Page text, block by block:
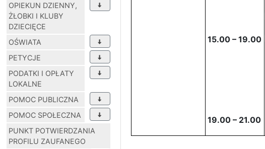
OPIEKUN DZIENNY,
ŻŁOBKI I KLUBY
DZIECIĘCE
OŚWIATA
PETYCJE
PODATKI I OPŁATY
LOKALNE
POMOC PUBLICZNA
POMOC SPOŁECZNA
PUNKT POTWIERDZANIA
PROFILU ZAUFANEGO
15.00 – 19.00
19.00 – 21.00